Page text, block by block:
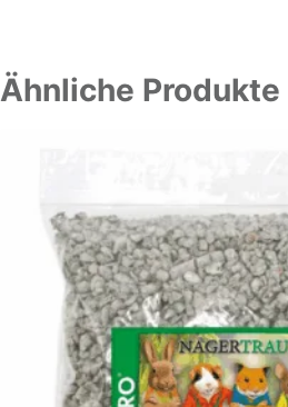
Ähnliche Produkte